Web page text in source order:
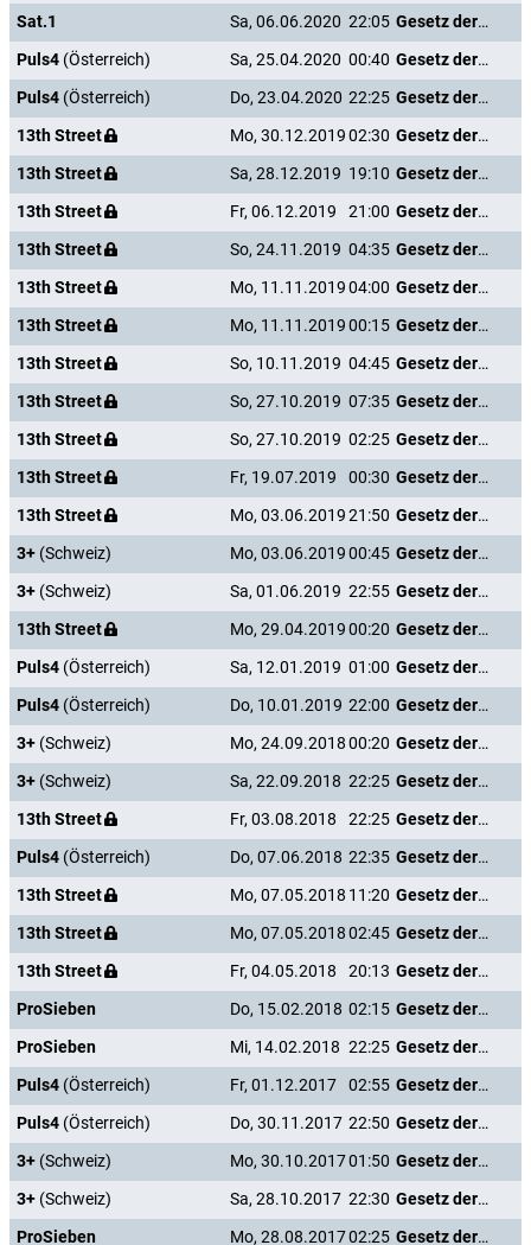
Sat.1
Sa, 06.06.2020 22:05
Gesetz der Rache
Puls4 (Österreich) Sa, 25.04.2020 00:40
Gesetz der Rache
Puls4 (Österreich) Do, 23.04.2020 22:25
Gesetz der Rache
13th Street
Mo, 30.12.201902:30
Gesetz der Rache
13th Street
Sa, 28.12.2019 19:10
Gesetz der Rache
13th Street
Fr, 06.12.2019 21:00
Gesetz der Rache
13th Street
So, 24.11.2019 04:35
Gesetz der Rache
13th Street
Mo, 11.11.201904:00
Gesetz der Rache
13th Street
Mo, 11.11.201900:15
Gesetz der Rache
13th Street
So, 10.11.2019 04:45
Gesetz der Rache
13th Street
So, 27.10.2019 07:35
Gesetz der Rache
13th Street
So, 27.10.2019 02:25
Gesetz der Rache
13th Street
Fr, 19.07.2019 00:30
Gesetz der Rache
13th Street
Mo, 03.06.201921:50
Gesetz der Rache
3+ (Schweiz) Mo, 03.06.201900:45
Gesetz der Rache
3+ (Schweiz) Sa, 01.06.2019 22:55
Gesetz der Rache
13th Street
Mo, 29.04.201900:20
Gesetz der Rache
Puls4 (Österreich) Sa, 12.01.2019 01:00
Gesetz der Rache
Puls4 (Österreich) Do, 10.01.2019 22:00
Gesetz der Rache
3+ (Schweiz) Mo, 24.09.201800:20
Gesetz der Rache
3+ (Schweiz) Sa, 22.09.2018 22:25
Gesetz der Rache
13th Street
Fr, 03.08.2018 22:25
Gesetz der Rache
Puls4 (Österreich) Do, 07.06.2018 22:35
Gesetz der Rache
13th Street
Mo, 07.05.2018 11:20
Gesetz der Rache
13th Street
Mo, 07.05.201802:45
Gesetz der Rache
13th Street
Fr, 04.05.2018 20:13
Gesetz der Rache
ProSieben
Do, 15.02.2018 02:15
Gesetz der Rache
ProSieben
Mi, 14.02.2018 22:25
Gesetz der Rache
Puls4 (Österreich) Fr, 01.12.2017 02:55
Gesetz der Rache
Puls4 (Österreich) Do, 30.11.2017 22:50
Gesetz der Rache
3+ (Schweiz) Mo, 30.10.201701:50
Gesetz der Rache
3+ (Schweiz) Sa, 28.10.2017 22:30
Gesetz der Rache
ProSieben
Mo, 28.08.201702:25 Gesetz der Rache